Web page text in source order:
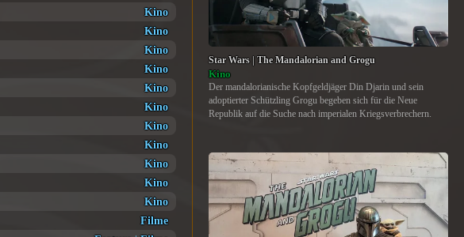
Kino
Kino
Kino
Kino
Kino
Kino
Kino
Kino
Kino
Kino
Kino
Filme
Star Wars | The Mandalorian and Grogu
Kino
Der mandalorianische Kopfgeldjäger Din Djarin und sein
adoptierter Schützling Grogu begeben sich für die Neue
Republik auf die Suche nach imperialen Kriegsverbrechern.